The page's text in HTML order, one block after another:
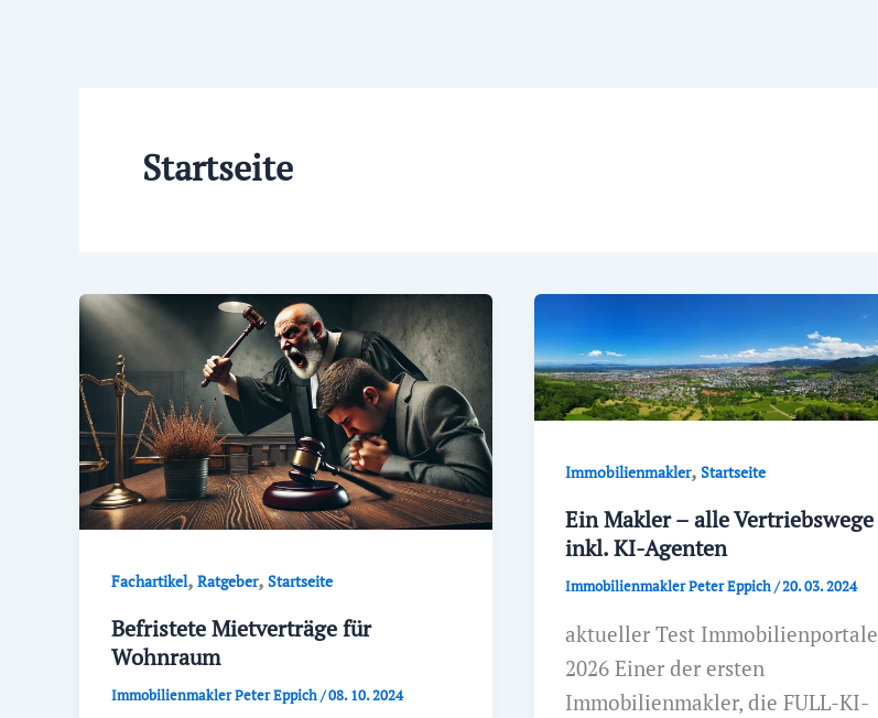
Startseite
Fachartikel, Ratgeber, Startseite
Befristete Mietverträge für
Wohnraum
Immobilienmakler Peter Eppich/08. 10. 2024
Immobilienmakler,Startseite
Ein Makler – alle Vertriebswege
inkl. KI-Agenten
Immobilienmakler Peter Eppich/20. 03. 2024
aktueller Test Immobilienportale
2026 Einer der ersten
Immobilienmakler, die FULL-KI-